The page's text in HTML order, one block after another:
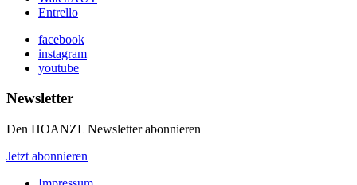
Entrello
facebook
instagram
youtube
Newsletter
Den HOANZL Newsletter abonnieren
Jetzt abonnieren